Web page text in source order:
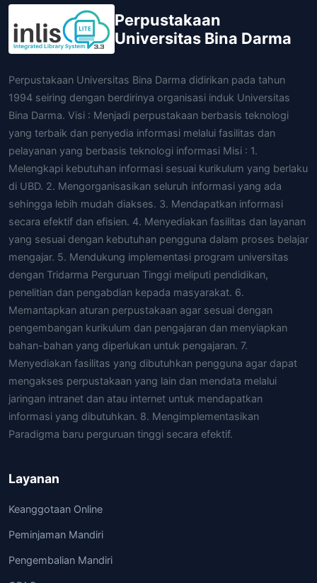
Perpustakaan
Universitas Bina Darma
Perpustakaan Universitas Bina Darma didirikan pada tahun
1994 seiring dengan berdirinya organisasi induk Universitas
Bina Darma. Visi : Menjadi perpustakaan berbasis teknologi
yang terbaik dan penyedia informasi melalui fasilitas dan
pelayanan yang berbasis teknologi informasi Misi : 1.
Melengkapi kebutuhan informasi sesuai kurikulum yang berlaku
di UBD. 2. Mengorganisasikan seluruh informasi yang ada
sehingga lebih mudah diakses. 3. Mendapatkan informasi
secara efektif dan efisien. 4. Menyediakan fasilitas dan layanan
yang sesuai dengan kebutuhan pengguna dalam proses belajar
mengajar. 5. Mendukung implementasi program universitas
dengan Tridarma Perguruan Tinggi meliputi pendidikan,
penelitian dan pengabdian kepada masyarakat. 6.
Memantapkan aturan perpustakaan agar sesuai dengan
pengembangan kurikulum dan pengajaran dan menyiapkan
bahan-bahan yang diperlukan untuk pengajaran. 7.
Menyediakan fasilitas yang dibutuhkan pengguna agar dapat
mengakses perpustakaan yang lain dan mendata melalui
jaringan intranet dan atau internet untuk mendapatkan
informasi yang dibutuhkan. 8. Mengimplementasikan
Paradigma baru perguruan tinggi secara efektif.
Layanan
Keanggotaan Online
Peminjaman Mandiri
Pengembalian Mandiri